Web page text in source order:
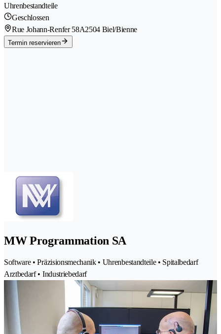
Uhrenbestandteile
Geschlossen
Rue Johann-Renfer 58A2504 Biel/Bienne
Termin reservieren
MW Programmation SA
Software • Präzisionsmechanik • Uhrenbestandteile • Spitalbedarf
Arztbedarf • Industriebedarf